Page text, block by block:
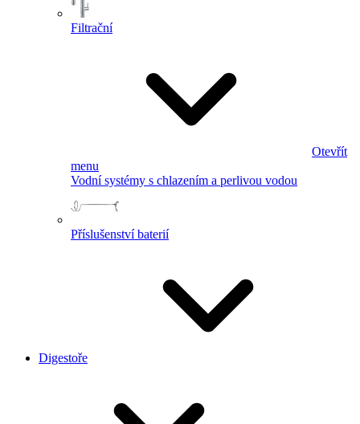
Filtrační
Otevřít
menu
Vodní systémy s chlazením a perlivou vodou
Příslušenství baterií
Digestoře